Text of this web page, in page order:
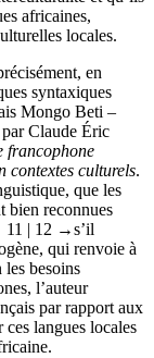
africaines,
locales.
en
syntaxiques
Mongo Beti –
Claude Éric
francophone
contextes culturels.
que les
bien reconnues
| 12 →s’il
qui renvoie à
les besoins
l’auteur
par rapport aux
langues locales